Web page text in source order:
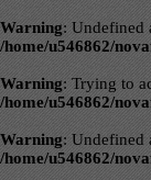
Warning: Undefined
/home/u546862/
Warning: Trying to
/home/u546862/
Warning: Undefined
/home/u546862/